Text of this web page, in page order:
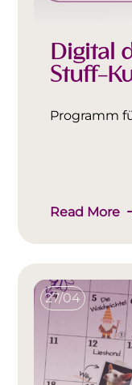
Digital
Stuff-
Programm
Read More
27/04